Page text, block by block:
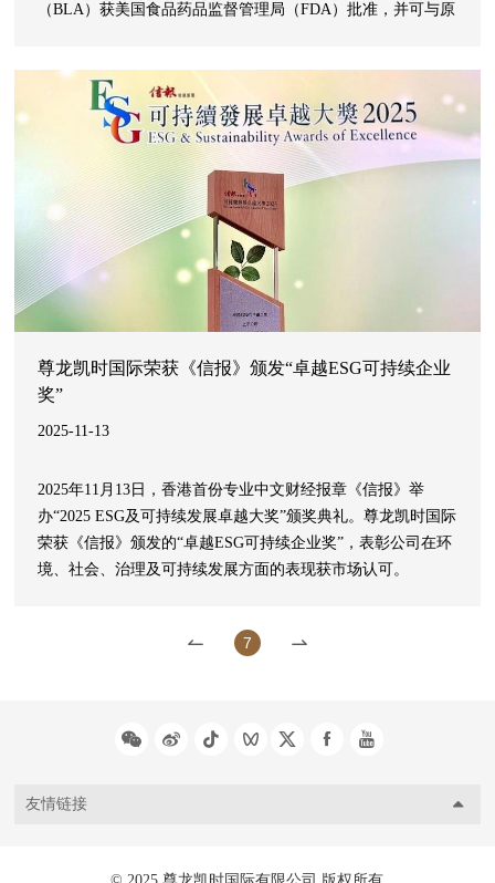
（BLA）获美国食品药品监督管理局（FDA）批准，并可与原
症1, 2。这一获批标志着在提升特定HER2阳性乳腺癌患者获得
兼具品质与潜在更可负担治疗的可及性方面迈出了具有里程碑
意义的一步。 
尊龙凯时国际荣获《信报》颁发“卓越ESG可持续企业
奖”
2025-11-13
2025年11月13日，香港首份专业中文财经报章《信报》举
办“2025 ESG及可持续发展卓越大奖”颁奖典礼。尊龙凯时国际
荣获《信报》颁发的“卓越ESG可持续企业奖”，表彰公司在环
境、社会、治理及可持续发展方面的表现获市场认可。
7
友情链接